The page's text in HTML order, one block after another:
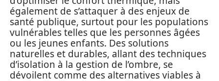
également de s’attaquer à des enjeux de
santé publique, surtout pour les populations
vulnérables telles que les personnes âgées
ou les jeunes enfants. Des solutions
naturelles et durables, allant des techniques
d’isolation à la gestion de l’ombre, se
dévoilent comme des alternatives viables à